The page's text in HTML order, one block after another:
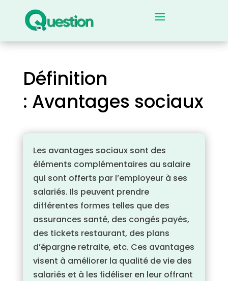
Définition
: Avantages sociaux
Les avantages sociaux sont des
éléments complémentaires au salaire
qui sont offerts par l’employeur à ses
salariés. Ils peuvent prendre
différentes formes telles que des
assurances santé, des congés payés,
des tickets restaurant, des plans
d’épargne retraite, etc. Ces avantages
visent à améliorer la qualité de vie des
salariés et à les fidéliser en leur offrant